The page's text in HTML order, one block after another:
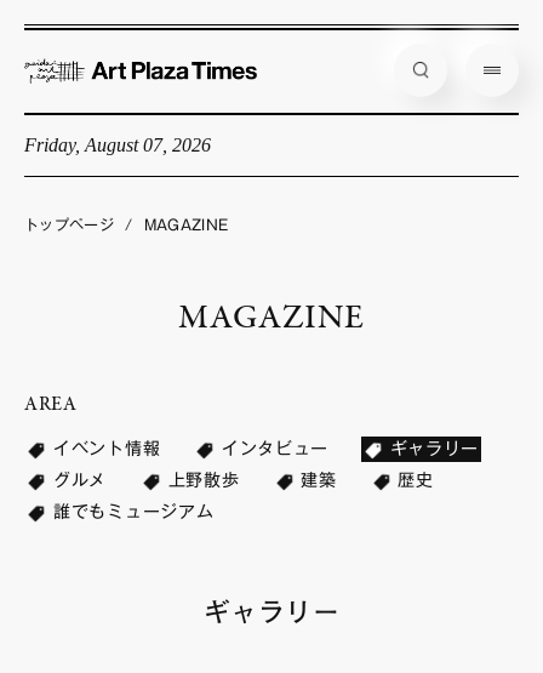
Friday, August 07, 2026
企画展情報
店舗からのお知らせ
公式通販
トップページ / MAGAZINE
MAGAZINE
AREA
イベント情報 インタビュー
ギャラリー
グルメ
上野散歩 建築
歴史
誰でもミュージアム
ギャラリー